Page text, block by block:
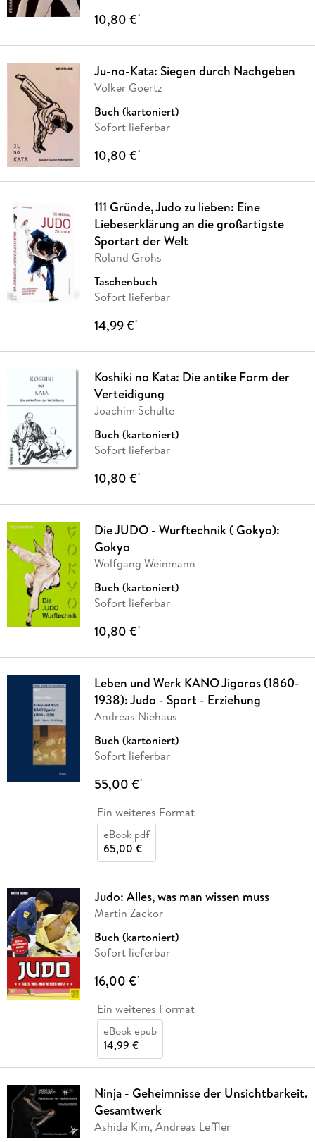
10,80 €*
Ju-no-Kata: Siegen durch Nachgeben
Volker Goertz
Buch (kartoniert)
Sofort lieferbar
10,80 €*
111 Gründe, Judo zu lieben: Eine
Liebeserklärung an die großartigste
Sportart der Welt
Roland Grohs
Taschenbuch
Sofort lieferbar
14,99 €*
Koshiki no Kata: Die antike Form der
Verteidigung
Joachim Schulte
Buch (kartoniert)
Sofort lieferbar
10,80 €*
Die JUDO - Wurftechnik ( Gokyo):
Gokyo
Wolfgang Weinmann
Buch (kartoniert)
Sofort lieferbar
10,80 €*
Leben und Werk KANO Jigoros (1860-
1938): Judo - Sport - Erziehung
Andreas Niehaus
Buch (kartoniert)
Sofort lieferbar
55,00 €*
Ein weiteres Format
eBook pdf
65,00 €
Judo: Alles, was man wissen muss
Martin Zackor
Buch (kartoniert)
Sofort lieferbar
16,00 €*
Ein weiteres Format
eBook epub
14,99 €
Ninja - Geheimnisse der Unsichtbarkeit.
Gesamtwerk
Ashida Kim, Andreas Leffler